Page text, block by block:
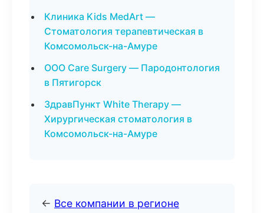
Клиника Kids MedArt —
Стоматология терапевтическая в
Комсомольск-на-Амуре
ООО Care Surgery — Пародонтология
в Пятигорск
ЗдравПункт White Therapy —
Хирургическая стоматология в
Комсомольск-на-Амуре
← Все компании в регионе